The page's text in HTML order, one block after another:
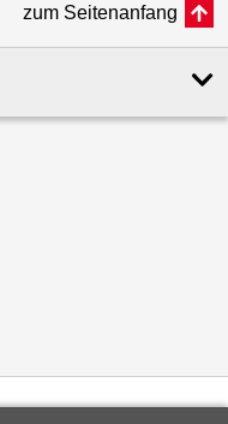
60.93
zum Seitenanfang